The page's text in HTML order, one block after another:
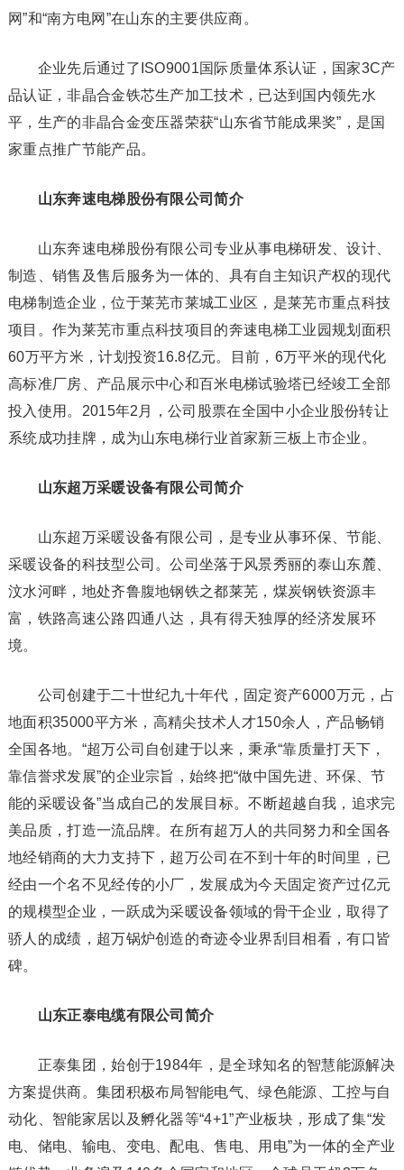
网”和“南方电网”在山东的主要供应商。
企业先后通过了ISO9001国际质量体系认证，国家3C产
品认证，非晶合金铁芯生产加工技术，已达到国内领先水
平，生产的非晶合金变压器荣获“山东省节能成果奖”，是国
家重点推广节能产品。
山东奔速电梯股份有限公司简介
山东奔速电梯股份有限公司专业从事电梯研发、设计、
制造、销售及售后服务为一体的、具有自主知识产权的现代
电梯制造企业，位于莱芜市莱城工业区，是莱芜市重点科技
项目。作为莱芜市重点科技项目的奔速电梯工业园规划面积
60万平方米，计划投资16.8亿元。目前，6万平米的现代化
高标准厂房、产品展示中心和百米电梯试验塔已经竣工全部
投入使用。2015年2月，公司股票在全国中小企业股份转让
系统成功挂牌，成为山东电梯行业首家新三板上市企业。
山东超万采暖设备有限公司简介
山东超万采暖设备有限公司，是专业从事环保、节能、
采暖设备的科技型公司。公司坐落于风景秀丽的泰山东麓、
汶水河畔，地处齐鲁腹地钢铁之都莱芜，煤炭钢铁资源丰
富，铁路高速公路四通八达，具有得天独厚的经济发展环
境。
公司创建于二十世纪九十年代，固定资产6000万元，占
地面积35000平方米，高精尖技术人才150余人，产品畅销
全国各地。“超万公司自创建于以来，秉承“靠质量打天下，
靠信誉求发展”的企业宗旨，始终把“做中国先进、环保、节
能的采暖设备”当成自己的发展目标。不断超越自我，追求完
美品质，打造一流品牌。在所有超万人的共同努力和全国各
地经销商的大力支持下，超万公司在不到十年的时间里，已
经由一个名不见经传的小厂，发展成为今天固定资产过亿元
的规模型企业，一跃成为采暖设备领域的骨干企业，取得了
骄人的成绩，超万锅炉创造的奇迹令业界刮目相看，有口皆
碑。
山东正泰电缆有限公司简介
正泰集团，始创于1984年，是全球知名的智慧能源解决
方案提供商。集团积极布局智能电气、绿色能源、工控与自
动化、智能家居以及孵化器等“4+1”产业板块，形成了集“发
电、储电、输电、变电、配电、售电、用电”为一体的全产业